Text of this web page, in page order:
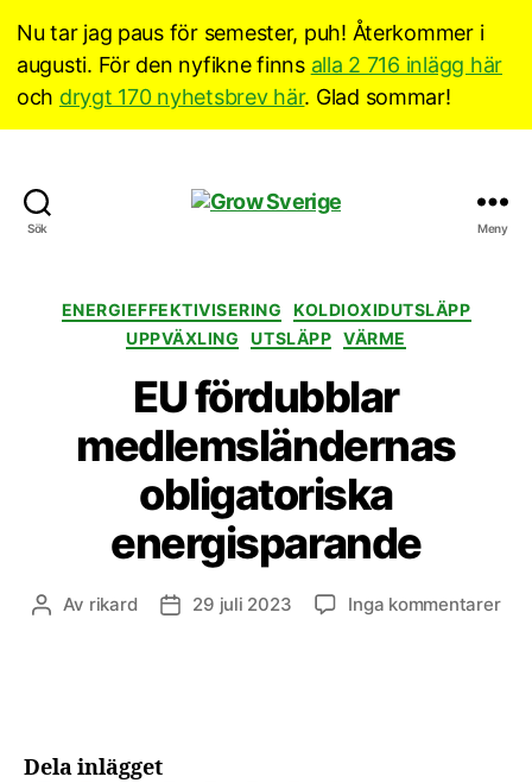
Nu tar jag paus för semester, puh! Återkommer i
augusti. För den nyfikne finns alla 2 716 inlägg här
och drygt 170 nyhetsbrev här. Glad sommar!
Sök Meny
Kategorier
ENERGIEFFEKTIVISERING
KOLDIOXIDUTSLÄPP
UPPVÄXLING
UTSLÄPP VÄRME
EU fördubblar
medlemsländernas
obligatoriska
energisparande
Inläggsförfattare
Av rikard Inläggsdatum
29 juli 2023 Inga kommentarertill
Dela inlägget